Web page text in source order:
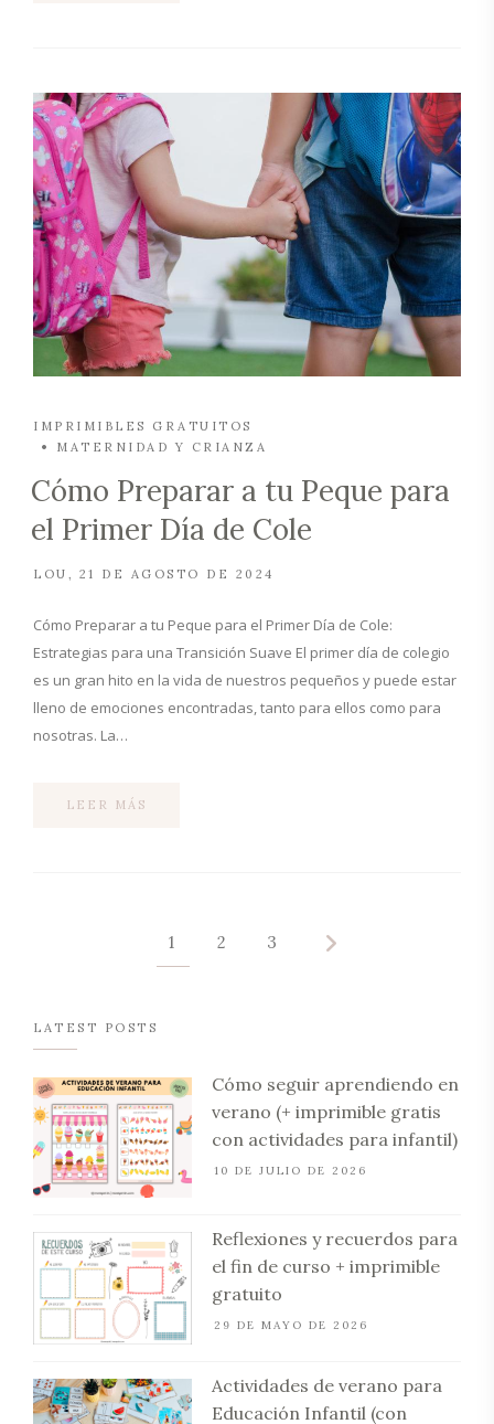
IMPRIMIBLES GRATUITOS
MATERNIDAD Y CRIANZA
Cómo Preparar a tu Peque para
el Primer Día de Cole
LOU 21 DE AGOSTO DE 2024
Cómo Preparar a tu Peque para el Primer Día de Cole:
Estrategias para una Transición Suave El primer día de colegio
es un gran hito en la vida de nuestros pequeños y puede estar
lleno de emociones encontradas, tanto para ellos como para
nosotras. La…
LEER MÁS
1 2 3
LATEST POSTS
Cómo seguir aprendiendo en
verano (+ imprimible gratis
con actividades para infantil)
10 DE JULIO DE 2026
Reflexiones y recuerdos para
el fin de curso + imprimible
gratuito
29 DE MAYO DE 2026
Actividades de verano para
Educación Infantil (con